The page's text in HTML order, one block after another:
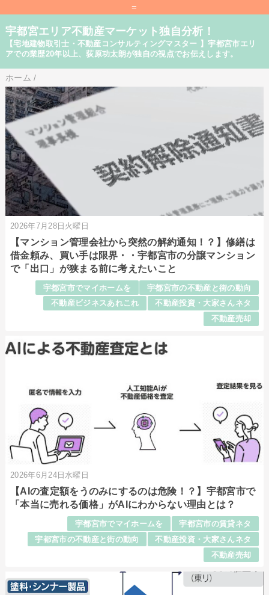
=
宇都宮エリア不動産マーケット独自分析！
【宅地建物取引士・不動産コンサルティングマスター 】宇都宮市エリ
アでの業歴20年以上、荻原功太朗が独自の視点でお伝えします。
ホーム /
2026年7月28日火曜日
【マンション管理会社から突然の解約通知！？】修繕は
借金頼み、買い手は限界・・宇都宮市の分譲マンション
で「出口」が狭まる前に考えたいこと
宇都宮市でマイホームを
宇都宮市の不動産と街の動向
不動産ビジネスあれこれ
不動産投資・大家さんネタ
不動産売却
2026年6月24日水曜日
【AIの査定額をうのみにするのは危険！？】宇都宮市で
「本当に売れる価格」がAIにわからない理由とは？
宇都宮市でマイホームを
宇都宮市の賃貸ネタ
宇都宮市の不動産と街の動向
不動産投資・大家さんネタ
不動産売却